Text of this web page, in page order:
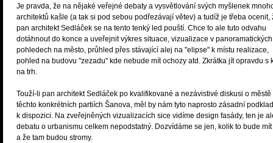
Je pravda, že na nějaké veřejné debaty a vysvětlování svých myšlenek
architektů kašle (a tak si pod sebou podřezávají větev) a tudíž je třeba ocenit,
pan architekt Sedláček se na tento tenký led pouští. Chce to ale tuto odvahu
dotáhnout do konce a uveřejnit výkres situace, vizualizace v panoramatických
pohledech na město, průhled přes stávající alej na "elipse" k místu realizace,
pohled na budovu "zezadu" kde nebude mít ochozy atd. Zkrátka jít opravdu s
na trh.
Touží-li pan architekt Sedláček po kvalifikované a nezávistivé diskusi o městě
těchto konkrétních partiích Šanova, měl by nám tyto naprosto zásadní
k dispozici. Na zveřejněných vizualizacích sice vidíme design fasády, ten je
debatu o urbanismu celkem nepodstatný. Dozvídáme se jen, kolik to bude
a že tam budou stromy.